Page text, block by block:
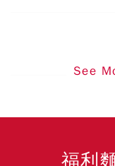
See
福利